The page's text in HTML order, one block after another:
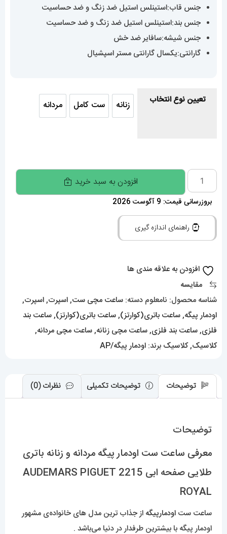
جنس قاب:استینلس استیل ضد زنگ و ضد حساسیت
جنس بند:استینلس استیل ضد زنگ و ضد حساسیت
جنس شیشه:سافایر ضد خش
گارانتی:یکسال گارانتی مستر اسپشیال
تعیین نوع انتخاب زنانه ست کامل
ست کامل مردانه
ساعت
ست
اودمار
پیگه
مردانه
زنانه
باتری
طلایی
صفحه
ابی
2215
PIGUET
ROYAL
افزودن به سبد خرید
بروزرسانی قیمت: 9 آگوست 2026
راهنمای اندازه گیری
افزودن به علاقه مندی ها
مقایسه
شناسه محصول: نامعلوم دسته: ساعت مچی ست,اسپرت,اسپرت,
اودمار پیگه,ساعت باتری(کوارتز),ساعت باتری(کوارتز),ساعت بند
فلزی,ساعت بند فلزی,ساعت مچی زنانه,ساعت مچی مردانه,
کلاسیک,کلاسیک برند: اودمار پیگه/AP
توضیحات توضیحات تکمیلی نظرات (0)
توضیحات
معرفی ساعت ست اودمار پیگه مردانه و زنانه باتری
طلایی صفحه ابی 2215 AUDEMARS PIGUET
ROYAL
ساعت ست اودمارپیگه از جذاب ترین مدل های خانواده‌ی مشهور
اودمار پیگه با بیشترین طرفدار در دنیا می‌باشد .